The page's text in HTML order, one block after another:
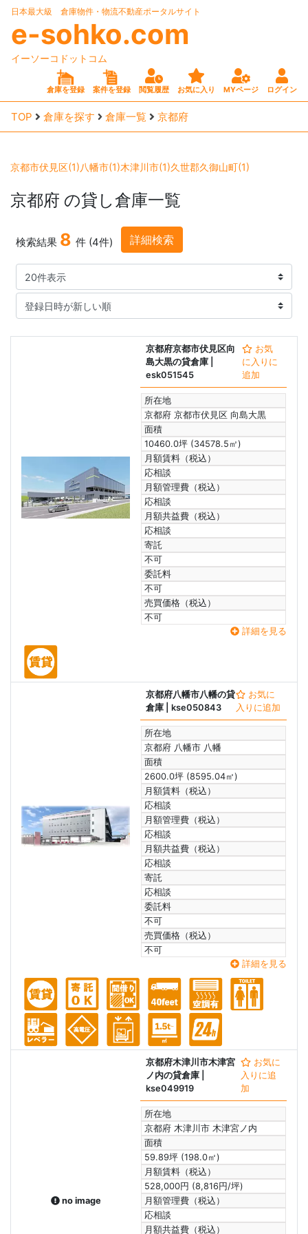
日本最大級 倉庫物件・物流不動産ポータルサイト
e-sohko.com
イーソーコドットコム
倉庫を登録 案件を登録 閲覧履歴 お気に入り MYページ ログイン
TOP 倉庫を探す 倉庫一覧 京都府
京都市伏見区(1)八幡市(1)木津川市(1)久世郡久御山町(1)
京都府 の貸し倉庫一覧
検索結果 8 件 (4件) 詳細検索
京都府京都市伏見区向
島大黒の貸倉庫
esk051545
お気
に入りに
追加
所在地
京都府 京都市伏見区 向島大黒
面積
10460.0坪 (34578.5㎡)
月額賃料（税込）
応相談
月額管理費（税込）
応相談
月額共益費（税込）
応相談
寄託
不可
委託料
不可
売買価格（税込）
不可
詳細を見る
京都府八幡市八幡の貸
倉庫 | kse050843
お気に
入りに追加
所在地
京都府 八幡市 八幡
面積
2600.0坪 (8595.04㎡)
月額賃料（税込）
応相談
月額管理費（税込）
応相談
月額共益費（税込）
応相談
寄託
応相談
委託料
不可
売買価格（税込）
不可
詳細を見る
no image
京都府木津川市木津宮
ノ内の貸倉庫
kse049919
お気に
入りに追
加
所在地
京都府 木津川市 木津宮ノ内
面積
59.89坪 (198.0㎡)
月額賃料（税込）
528,000円 (8,816円/坪)
月額管理費（税込）
応相談
月額共益費（税込）